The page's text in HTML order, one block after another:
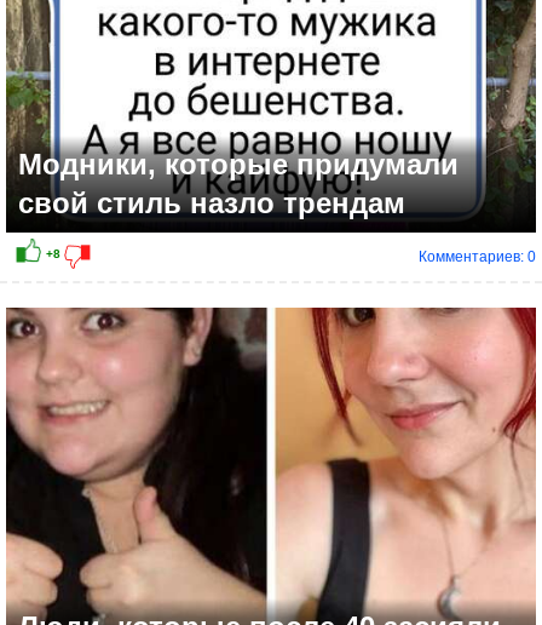
+7
Модники, которые придумали
свой стиль назло трендам
Комментариев: 0